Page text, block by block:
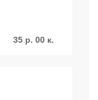
35 р. 00 к.